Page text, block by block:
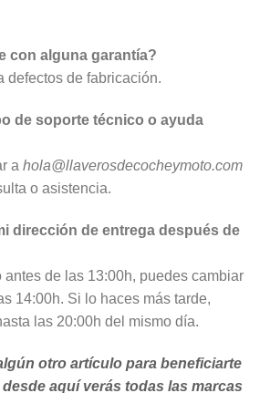
con alguna garantía?
defectos de fabricación.
de soporte técnico o ayuda
a hola@llaverosdecocheymoto.com
o asistencia.
dirección de entrega después de
de las 13:00h, puedes cambiar
14:00h. Si lo haces más tarde,
las 20:00h del mismo día.
otro artículo para beneficiarte
aquí verás todas las marcas